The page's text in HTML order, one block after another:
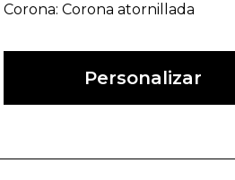
Corona: Corona atornillada
Personalizar